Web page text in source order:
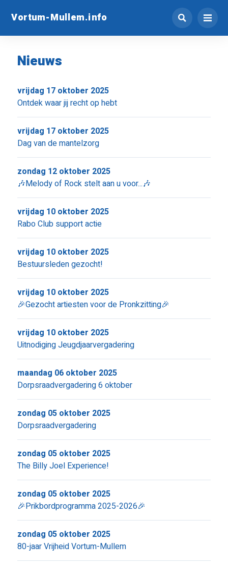
Vortum-Mullem.info
Nieuws
Ontdek waar jij recht op hebt
vrijdag 17 oktober 2025
Dag van de mantelzorg
vrijdag 17 oktober 2025
🎶Melody of Rock stelt aan u voor...🎶
zondag 12 oktober 2025
Rabo Club support actie
vrijdag 10 oktober 2025
Bestuursleden gezocht!
vrijdag 10 oktober 2025
🎉Gezocht artiesten voor de Pronkzitting🎉
vrijdag 10 oktober 2025
Uitnodiging Jeugdjaarvergadering
vrijdag 10 oktober 2025
Dorpsraadvergadering 6 oktober
maandag 06 oktober 2025
Dorpsraadvergadering
zondag 05 oktober 2025
The Billy Joel Experience!
zondag 05 oktober 2025
🎉Prikbordprogramma 2025-2026🎉
zondag 05 oktober 2025
80-jaar Vrijheid Vortum-Mullem
zondag 05 oktober 2025